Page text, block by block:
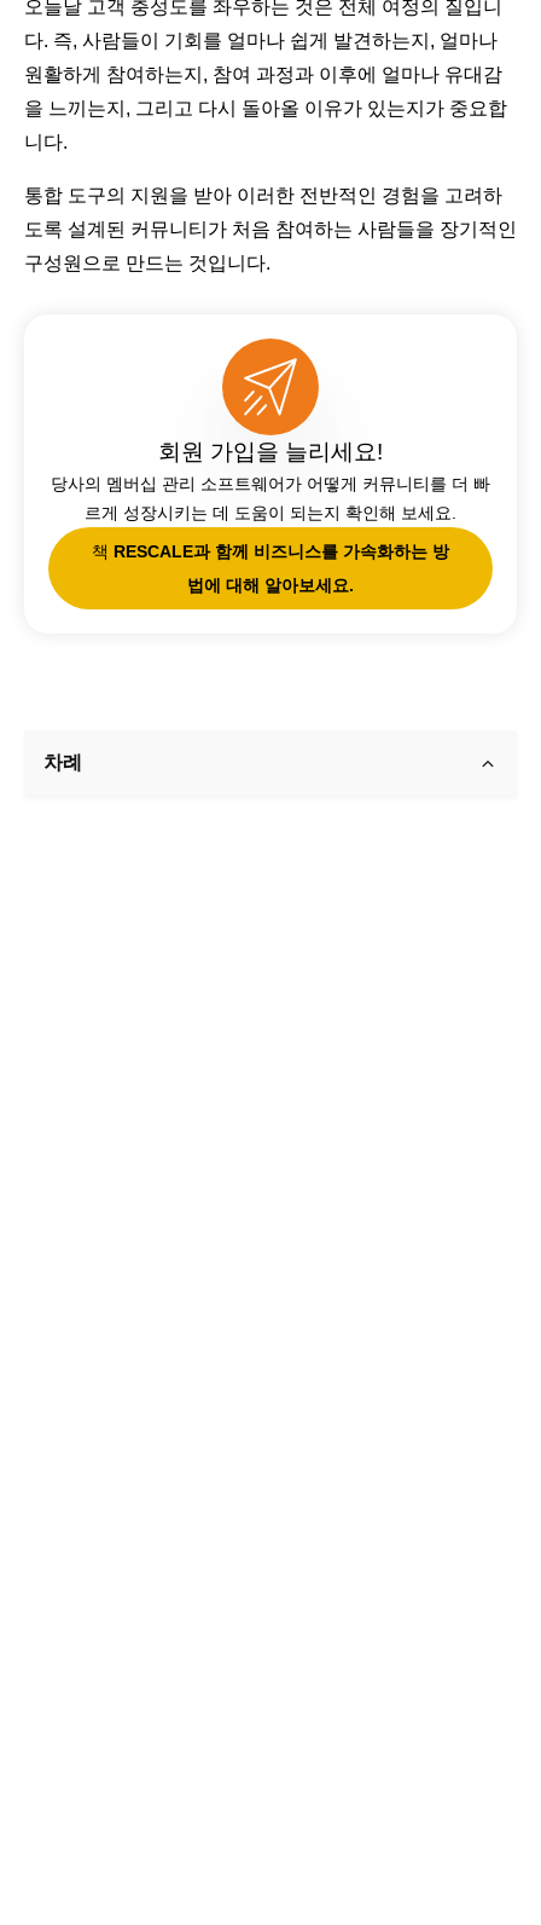
오늘날 고객 충성도를 좌우하는 것은 전체 여정의 질입니
다. 즉, 사람들이 기회를 얼마나 쉽게 발견하는지, 얼마나
원활하게 참여하는지, 참여 과정과 이후에 얼마나 유대감
을 느끼는지, 그리고 다시 돌아올 이유가 있는지가 중요합
니다.
통합 도구의 지원을 받아 이러한 전반적인 경험을 고려하
도록 설계된 커뮤니티가 처음 참여하는 사람들을 장기적인
구성원으로 만드는 것입니다.
회원 가입을 늘리세요!
당사의 멤버십 관리 소프트웨어가 어떻게 커뮤니티를 더 빠
르게 성장시키는 데 도움이 되는지 확인해 보세요.
책 RESCALE과 함께 비즈니스를 가속화하는 방
법에 대해 알아보세요.
차례